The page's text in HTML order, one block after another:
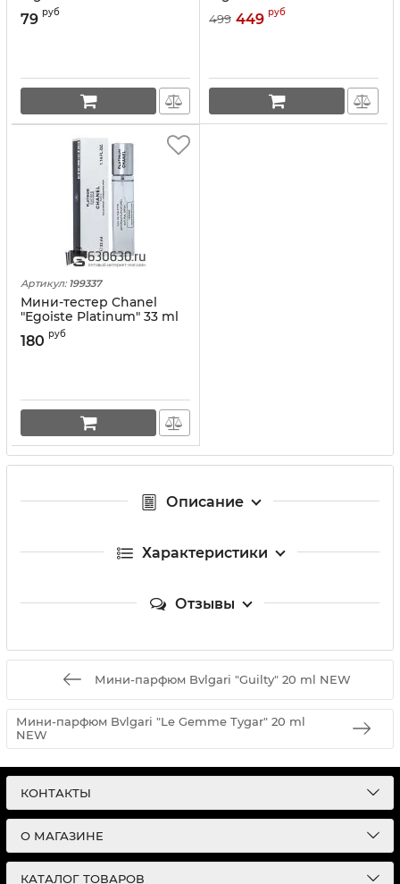
Homme" 2 ml
79 руб 499 449 руб
Артикул: 199337
Мини-тестер Chanel
"Egoiste Platinum" 33 ml
180 руб
Описание
Характеристики
Отзывы
Мини-парфюм Bvlgari "Guilty" 20 ml NEW
Мини-парфюм Bvlgari "Le Gemme Tygar" 20 ml
NEW
КОНТАКТЫ
О МАГАЗИНЕ
КАТАЛОГ ТОВАРОВ